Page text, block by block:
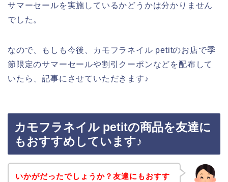
サマーセールを実施しているかどうかは分かりません
でした。
なので、もしも今後、カモフラネイル petitのお店で季
節限定のサマーセールや割引クーポンなどを配布して
いたら、記事にさせていただきます♪
カモフラネイル petitの商品を友達に
もおすすめしています♪
いかがだったでしょうか？友達にもおすす